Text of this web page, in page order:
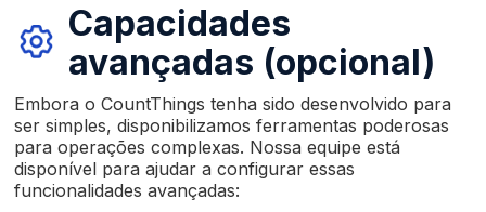
Capacidades
avançadas (opcional)
Embora o CountThings tenha sido desenvolvido para
ser simples, disponibilizamos ferramentas poderosas
para operações complexas. Nossa equipe está
disponível para ajudar a configurar essas
funcionalidades avançadas: